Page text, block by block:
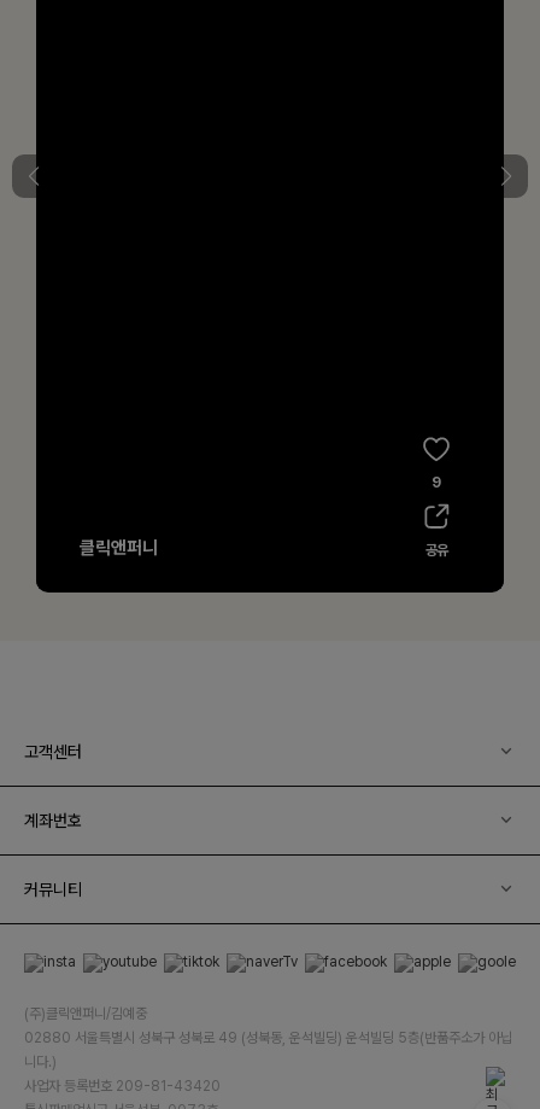
고객센터
계좌번호
커뮤니티
(주)클릭앤퍼니/김예중
02880 서울특별시 성북구 성북로 49 (성북동, 운석빌딩) 운석빌딩 5층(반품주소가 아닙
니다.)
사업자 등록번호 209-81-43420